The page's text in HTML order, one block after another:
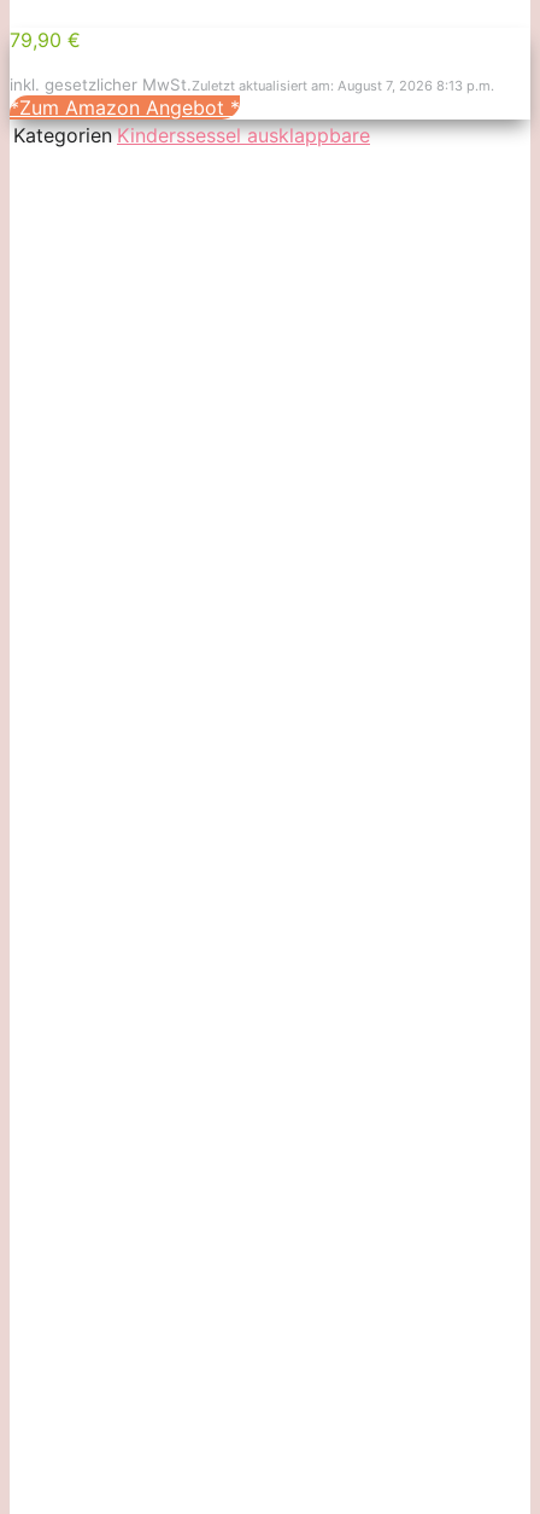
79,90 €
inkl. gesetzlicher MwSt.Zuletzt aktualisiert am: August 7, 2026 8:13 p.m.
*Zum Amazon Angebot *
Kategorien Kinderssessel ausklappbare